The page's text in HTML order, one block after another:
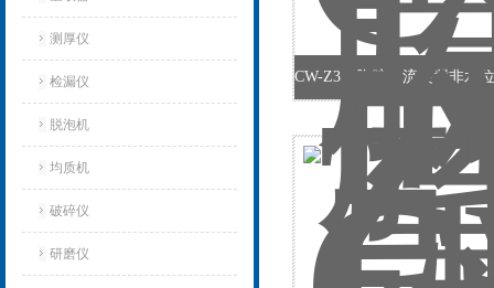
测厚仪
检漏仪
脱泡机
均质机
破碎仪
研磨仪